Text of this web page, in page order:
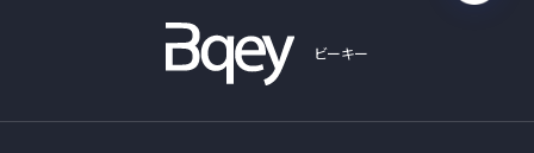
ビーキー